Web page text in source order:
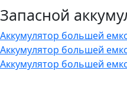
Запасной
Аккумулятор большей
Аккумулятор большей
Аккумулятор большей